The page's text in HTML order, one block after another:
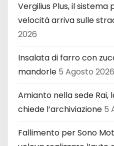
Vergilius Plus, il
velocità arriva sulle
2026
Insalata di farro con
mandorle 5 Agosto 2026
Amianto nella sede Rai,
chiede l’archiviazione 5
Fallimento per Sono